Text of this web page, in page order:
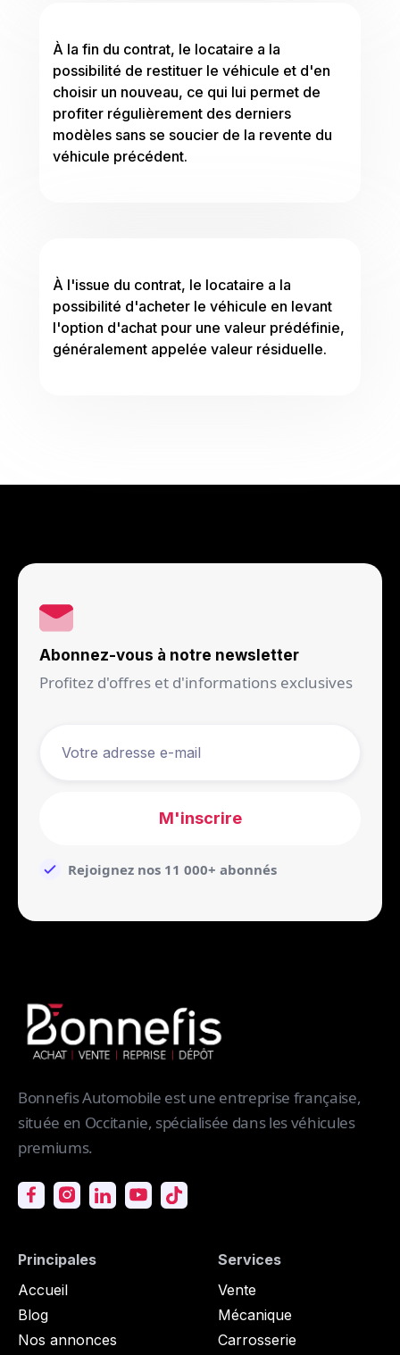
À la fin du contrat, le locataire a la
possibilité de restituer le véhicule et d'en
choisir un nouveau, ce qui lui permet de
profiter régulièrement des derniers
modèles sans se soucier de la revente du
véhicule précédent.
À l'issue du contrat, le locataire a la
possibilité d'acheter le véhicule en levant
l'option d'achat pour une valeur prédéfinie,
généralement appelée valeur résiduelle.
Abonnez-vous à notre newsletter
Profitez d'offres et d'informations exclusives
Rejoignez nos 11 000+ abonnés
Bonnefis Automobile est une entreprise française,
située en Occitanie, spécialisée dans les véhicules
premiums.
Principales
Accueil
Blog
Nos annonces
Services
Vente
Mécanique
Carrosserie